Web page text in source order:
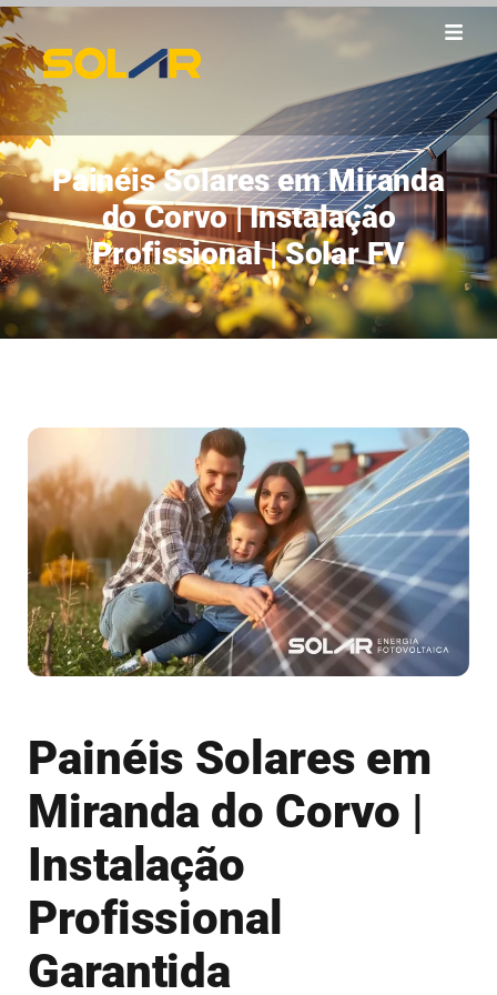
Painéis Solares em Miranda
do Corvo | Instalação
Profissional | Solar FV
Painéis Solares em
Miranda do Corvo |
Instalação
Profissional
Garantida